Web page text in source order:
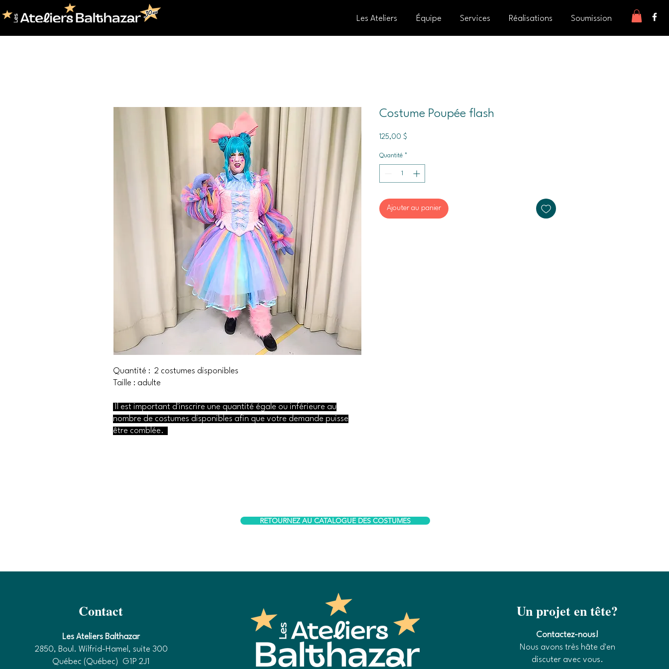
Les Ateliers Équipe Services Réalisations Soumission
Quantité : 2 costumes disponibles
Taille : adulte
Il est important d'inscrire une quantité égale ou inférieure au
nombre de costumes disponibles afin que votre demande puisse
être comblée.
Costume Poupée flash
125,00 $
Quantité *
Ajouter au panier
RETOURNEZ AU CATALOGUE DES COSTUMES
Contact
Les Ateliers Balthazar
2850, Boul. Wilfrid-Hamel, suite 300
Québec (Québec) G1P 2J1
Un projet en tête?
Contactez-nous!
Nous avons très hâte d'en
discuter avec vous.